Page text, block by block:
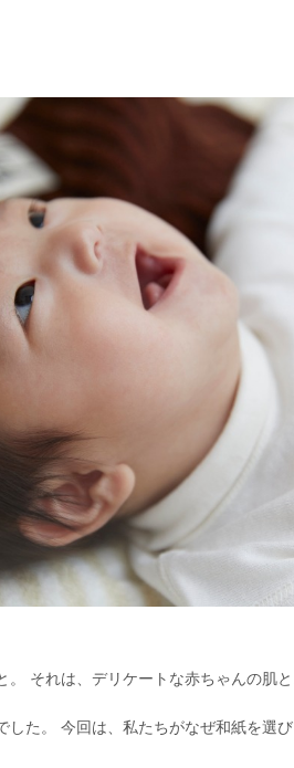
それは、デリケートな赤ちゃんの肌
た。 今回は、私たちがなぜ和紙を選